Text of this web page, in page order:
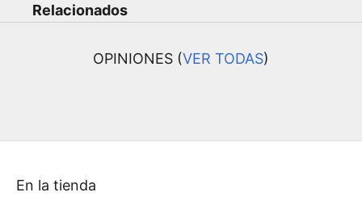
Relacionados
OPINIONES (VER TODAS)
En la tienda